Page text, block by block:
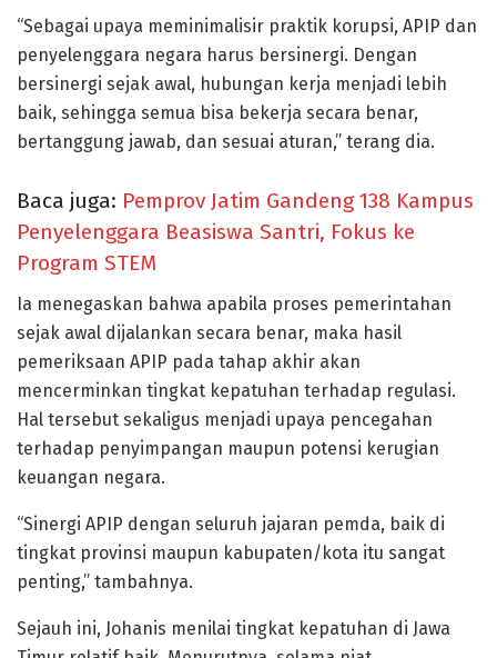
“Sebagai upaya meminimalisir praktik korupsi, APIP dan
penyelenggara negara harus bersinergi. Dengan
bersinergi sejak awal, hubungan kerja menjadi lebih
baik, sehingga semua bisa bekerja secara benar,
bertanggung jawab, dan sesuai aturan,” terang dia.
Baca juga: Pemprov Jatim Gandeng 138 Kampus
Penyelenggara Beasiswa Santri, Fokus ke
Program STEM
Ia menegaskan bahwa apabila proses pemerintahan
sejak awal dijalankan secara benar, maka hasil
pemeriksaan APIP pada tahap akhir akan
mencerminkan tingkat kepatuhan terhadap regulasi.
Hal tersebut sekaligus menjadi upaya pencegahan
terhadap penyimpangan maupun potensi kerugian
keuangan negara.
“Sinergi APIP dengan seluruh jajaran pemda, baik di
tingkat provinsi maupun kabupaten/kota itu sangat
penting,” tambahnya.
Sejauh ini, Johanis menilai tingkat kepatuhan di Jawa